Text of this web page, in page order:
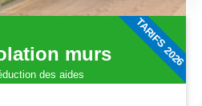
murs
des aides
TARIFS 2026